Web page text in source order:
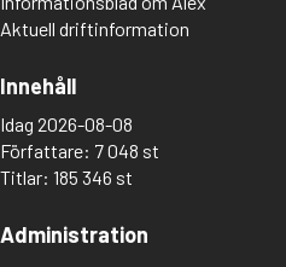
Aktuell driftinformation
Innehåll
Idag 2026-08-08
Författare: 7 048 st
Titlar: 185 346 st
Administration